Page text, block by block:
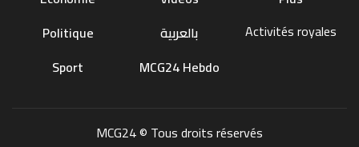
Politique
Sport
بالعربية
MCG24 Hebdo
Activités royales
MCG24 © Tous droits réservés